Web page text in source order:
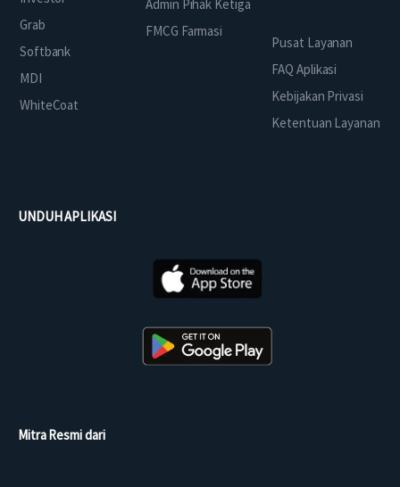
Grab
Softbank
MDI
WhiteCoat
Admin Pihak Ketiga
FMCG Farmasi
Pusat Layanan
FAQ Aplikasi
Kebijakan Privasi
Ketentuan Layanan
UNDUH APLIKASI
Mitra Resmi dari